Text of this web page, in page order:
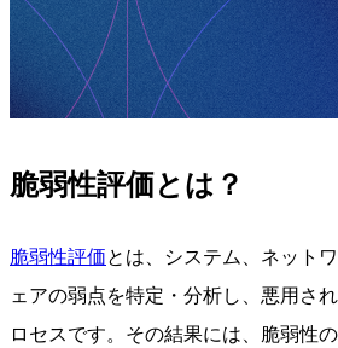
脆弱性評価とは？
脆弱性評価とは、システム、ネット
ェアの弱点を特定・分析し、悪用さ
ロセスです。その結果には、脆弱性